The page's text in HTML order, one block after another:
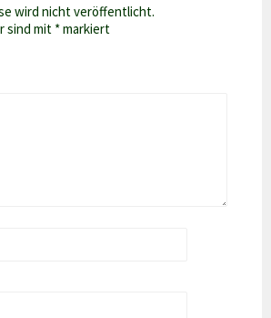
wird nicht veröffentlicht.
sind mit *markiert